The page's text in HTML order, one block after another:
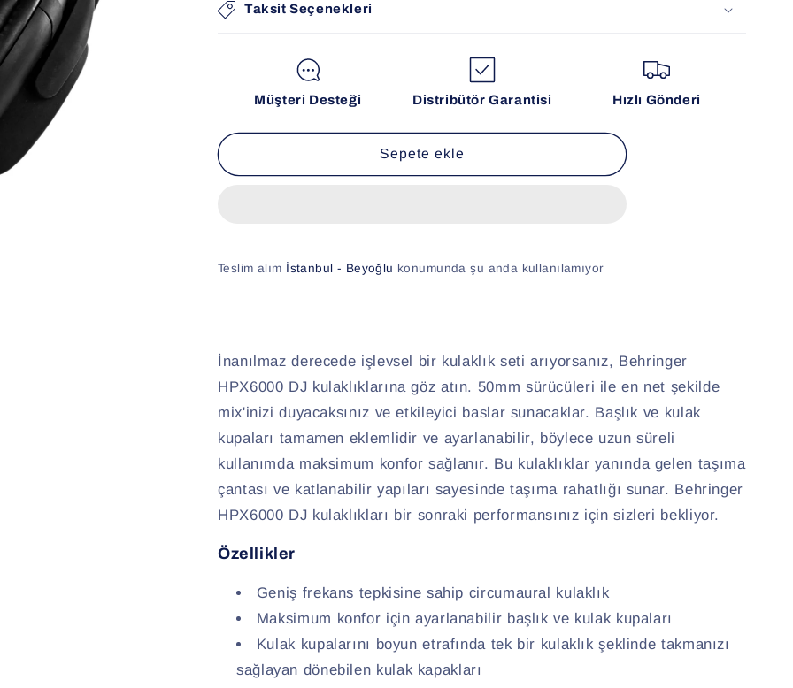
Taksit Seçenekleri
Müşteri Desteği Distribütör Garantisi Hızlı Gönderi
Sepete ekle
Teslim alım İstanbul - Beyoğlu konumunda şu anda kullanılamıyor
İnanılmaz derecede işlevsel bir kulaklık seti arıyorsanız, Behringer
HPX6000 DJ kulaklıklarına göz atın. 50mm sürücüleri ile en net şekilde
mix'inizi duyacaksınız ve etkileyici baslar sunacaklar. Başlık ve kulak
kupaları tamamen eklemlidir ve ayarlanabilir, böylece uzun süreli
kullanımda maksimum konfor sağlanır. Bu kulaklıklar yanında gelen taşıma
çantası ve katlanabilir yapıları sayesinde taşıma rahatlığı sunar. Behringer
HPX6000 DJ kulaklıkları bir sonraki performansınız için sizleri bekliyor.
Özellikler
Geniş frekans tepkisine sahip circumaural kulaklık
Maksimum konfor için ayarlanabilir başlık ve kulak kupaları
Kulak kupalarını boyun etrafında tek bir kulaklık şeklinde takmanızı
sağlayan dönebilen kulak kapakları